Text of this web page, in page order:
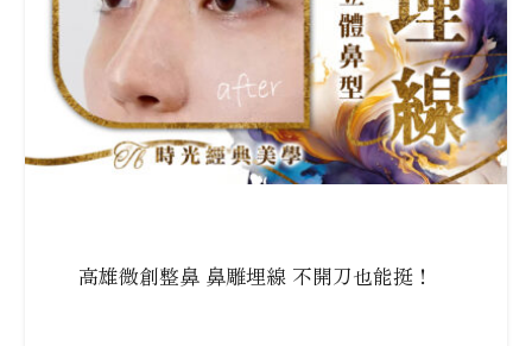
高雄微創整鼻 鼻雕埋線 不開刀也能挺！